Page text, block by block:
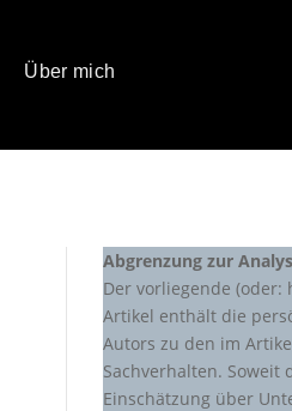
Über mich
Abgrenzung zur
Der vorliegende (oder:
Artikel enthält die
Autors zu den im
Sachverhalten. Soweit
Einschätzung über